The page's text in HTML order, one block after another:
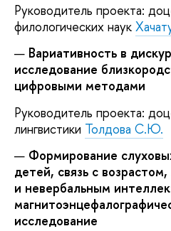
Руководитель проекта:
филологических наук
Вариативность в
исследование
цифровыми методами
Руководитель проекта:
лингвистики Толдова С.Ю.
Формирование
детей, связь с
и невербальным
исследование